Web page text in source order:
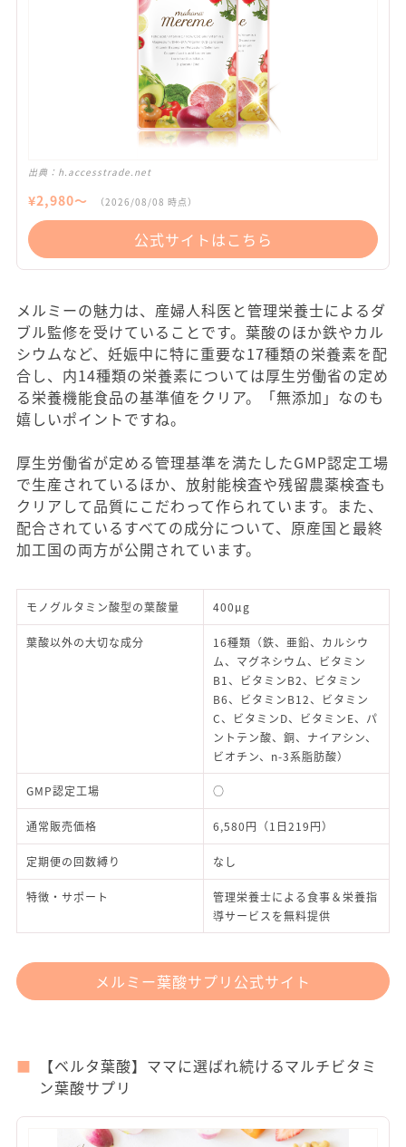
出典： h.accesstrade.net
¥2,980〜 （2026/08/08 時点）
公式サイトはこちら
メルミーの魅力は、産婦人科医と管理栄養士によるダ
ブル監修を受けていることです。葉酸のほか鉄やカル
シウムなど、妊娠中に特に重要な17種類の栄養素を配
合し、内14種類の栄養素については厚生労働省の定め
る栄養機能食品の基準値をクリア。「無添加」なのも
嬉しいポイントですね。
厚生労働省が定める管理基準を満たしたGMP認定工場
で生産されているほか、放射能検査や残留農薬検査も
クリアして品質にこだわって作られています。また、
配合されているすべての成分について、原産国と最終
加工国の両方が公開されています。
モノグルタミン酸型の葉酸量 400μg
葉酸以外の大切な成分
16種類（鉄、亜鉛、カルシウ
ム、マグネシウム、ビタミン
B1、ビタミンB2、ビタミン
B6、ビタミンB12、ビタミン
C、ビタミンD、ビタミンE、パ
ントテン酸、銅、ナイアシン、
ビオチン、n-3系脂肪酸）
GMP認定工場 ○
通常販売価格 6,580円（1日219円）
定期便の回数縛り なし
特徴・サポート
管理栄養士による食事＆栄養指
導サービスを無料提供
メルミー葉酸サプリ公式サイト
【ベルタ葉酸】ママに選ばれ続けるマルチビタミ
ン葉酸サプリ